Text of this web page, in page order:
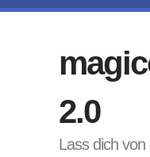
2.0
Lass dich